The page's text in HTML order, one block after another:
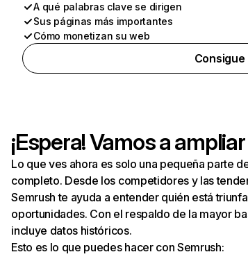
A qué palabras clave se dirigen
Sus páginas más importantes
Cómo monetizan su web
Consigue
¡Espera! Vamos a
Lo que ves ahora es solo una pequeña parte
completo. Desde los competidores y las
Semrush te ayuda a entender quién está
oportunidades. Con el respaldo de la mayor
incluye datos históricos.
Esto es lo que puedes hacer con Semrush: